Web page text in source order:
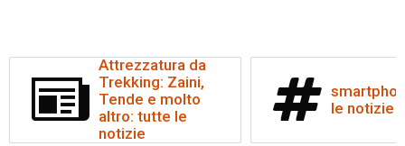
Attrezzatura da
Trekking: Zaini,
Tende e molto
altro: tutte le
notizie
le notizie